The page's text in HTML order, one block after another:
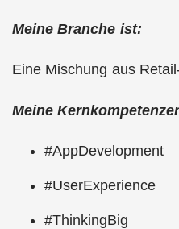
Meine Branche ist:
Eine Mischung aus
Meine
#AppDevelopment
#UserExperience
#ThinkingBig